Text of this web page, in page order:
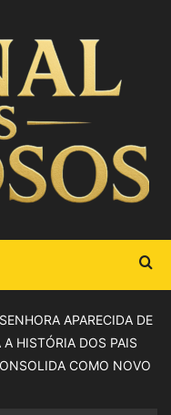
APARECIDA DE
A HISTÓRIA DOS PAIS
COMO NOVO